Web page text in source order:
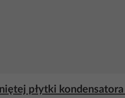
płytki